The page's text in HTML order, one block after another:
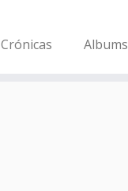
Crónicas Albums